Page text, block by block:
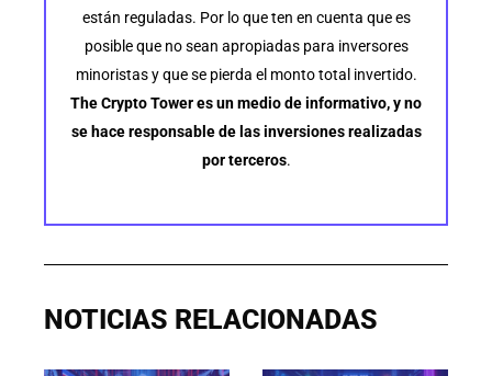
están reguladas. Por lo que ten en cuenta que es
posible que no sean apropiadas para inversores
minoristas y que se pierda el monto total invertido.
The Crypto Tower es un medio de informativo, y no
se hace responsable de las inversiones realizadas
por terceros.
NOTICIAS RELACIONADAS